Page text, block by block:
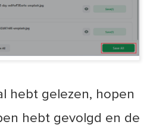
hebt gelezen, hopen
hebt gevolgd en de